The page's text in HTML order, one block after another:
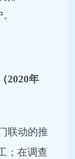
2020年
联动的推
；在调查